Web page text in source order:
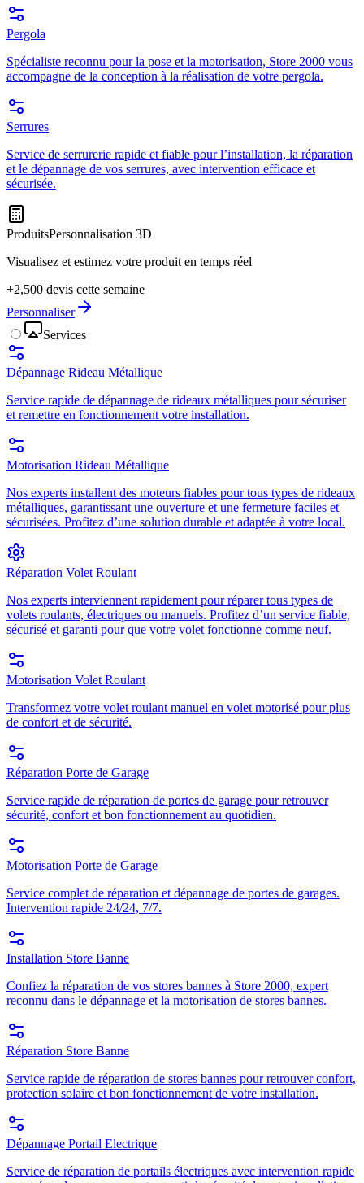
Pergola
Spécialiste reconnu pour la pose et la motorisation, Store 2000 vous
accompagne de la conception à la réalisation de votre pergola.
Serrures
Service de serrurerie rapide et fiable pour l’installation, la réparation
et le dépannage de vos serrures, avec intervention efficace et
sécurisée.
ProduitsPersonnalisation 3D
Visualisez et estimez votre produit en temps réel
+2,500 devis cette semaine
Personnaliser
Services
Dépannage Rideau Métallique
Service rapide de dépannage de rideaux métalliques pour sécuriser
et remettre en fonctionnement votre installation.
Motorisation Rideau Métallique
Nos experts installent des moteurs fiables pour tous types de rideaux
métalliques, garantissant une ouverture et une fermeture faciles et
sécurisées. Profitez d’une solution durable et adaptée à votre local.
Réparation Volet Roulant
Nos experts interviennent rapidement pour réparer tous types de
volets roulants, électriques ou manuels. Profitez d’un service fiable,
sécurisé et garanti pour que votre volet fonctionne comme neuf.
Motorisation Volet Roulant
Transformez votre volet roulant manuel en volet motorisé pour plus
de confort et de sécurité.
Réparation Porte de Garage
Service rapide de réparation de portes de garage pour retrouver
sécurité, confort et bon fonctionnement au quotidien.
Motorisation Porte de Garage
Service complet de réparation et dépannage de portes de garages.
Intervention rapide 24/24, 7/7.
Installation Store Banne
Confiez la réparation de vos stores bannes à Store 2000, expert
reconnu dans le dépannage et la motorisation de stores bannes.
Réparation Store Banne
Service rapide de réparation de stores bannes pour retrouver confort,
protection solaire et bon fonctionnement de votre installation.
Dépannage Portail Electrique
Service de réparation de portails électriques avec intervention rapide